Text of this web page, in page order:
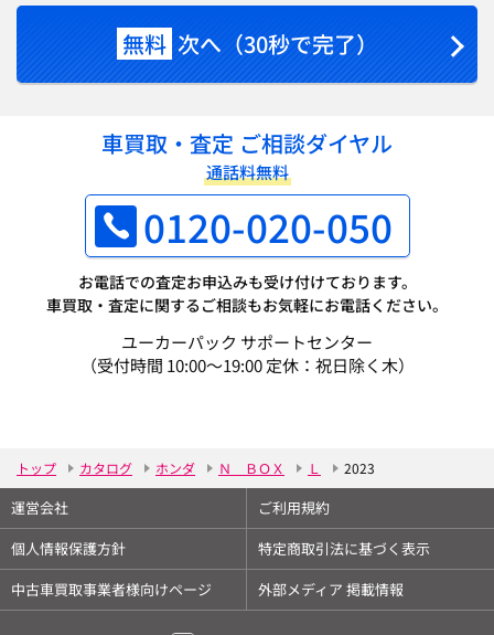
無料 次へ（30秒で完了）
車買取・査定 ご相談ダイヤル
通話料無料
0120-020-050
お電話での査定お申込みも受け付けております。
車買取・査定に関するご相談もお気軽にお電話ください。
ユーカーパック サポートセンター
（受付時間 10:00～19:00 定休：祝日除く木）
トップ カタログ ホンダ Ｎ ＢＯＸ Ｌ 2023
運営会社
ご利用規約
個人情報保護方針
特定商取引法に基づく表示
中古車買取事業者様向けページ
外部メディア 掲載情報